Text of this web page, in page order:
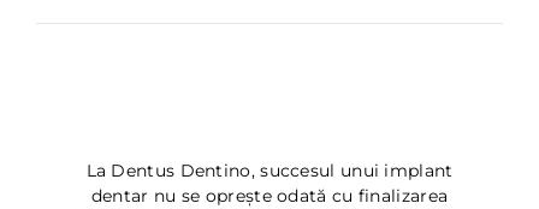
La Dentus Dentino, succesul unui implant
dentar nu se oprește odată cu finalizarea